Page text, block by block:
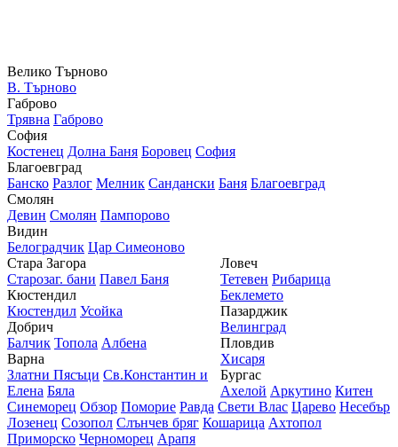
Велико Търново
В. Търново
Габрово
Трявна Габрово
София
Костенец Долна Баня Боровец София
Благоевград
Банско Разлог Мелник Сандански Баня Благоевград
Смолян
Девин Смолян Пампорово
Видин
Белоградчик Цар Симеоново
Стара Загора
Старозаг. бани Павел Баня
Кюстендил
Кюстендил Усойка
Добрич
Балчик Топола Албена
Варна
Златни Пясъци Св.Константин и
Елена Бяла
Ловеч
Тетевен Рибарица
Беклемето
Пазарджик
Велинград
Пловдив
Хисаря
Бургас
Ахелой Аркутино Китен
Синеморец Обзор Поморие Равда Свети Влас Царево Несебър
Лозенец Созопол Слънчев бряг Кошарица Ахтопол
Приморско Черноморец Арапя